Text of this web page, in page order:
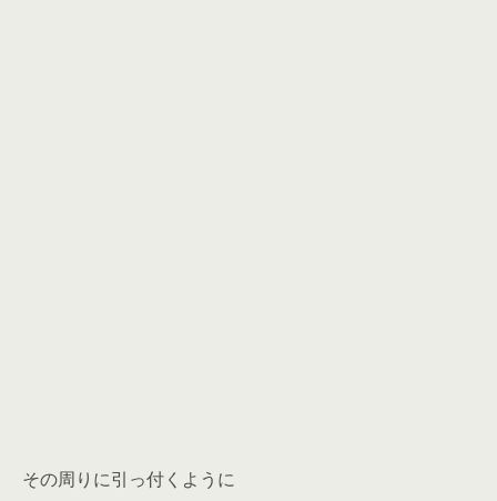
その周りに引っ付くように